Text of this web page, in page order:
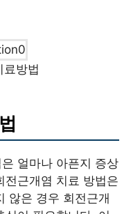
료방법
얼마나 아픈지 증상
전근개염 치료 방법은
않은 경우 회전근개